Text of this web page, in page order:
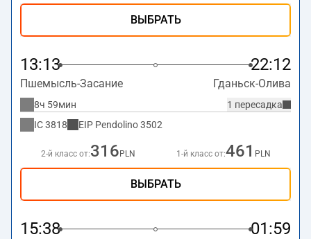
ВЫБРАТЬ
13:13 22:12
Пшемысль-Засание Гданьск-Олива
1 пересадка
8ч 59мин
IC3818 EIP Pendolino3502
2-й класс от:316 PLN 1-й класс от:461 PLN
ВЫБРАТЬ
15:38 01:59